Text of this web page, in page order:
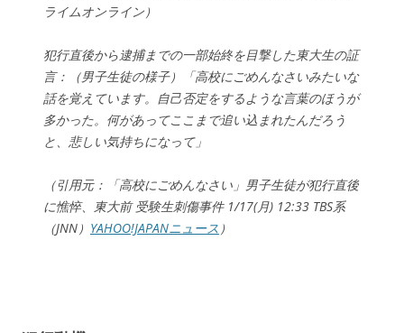
ライムオンライン）
犯行直後から逮捕までの一部始終を目撃した東大生の証
言：（男子生徒の様子）「高校にごめんなさいみたいな
話を覚えています。自己否定をするような言葉のほうが
多かった。何があってここまで追い込まれたんだろう
と、悲しい気持ちになって」
（引用元：「高校にごめんなさい」男子生徒が犯行直後
に憔悴、東大前 受験生刺傷事件 1/17(月) 12:33 TBS系
（JNN） YAHOO!JAPANニュース ）